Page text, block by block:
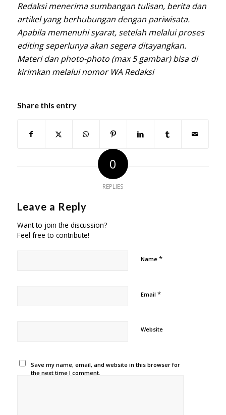
Redaksi menerima sumbangan tulisan, berita dan
artikel yang berhubungan dengan pariwisata.
Apabila memenuhi syarat, setelah melalui proses
editing seperlunya akan segera ditayangkan.
Materi dan photo-photo (max 5 gambar) bisa di
kirimkan melalui nomor WA Redaksi
Share this entry
0
REPLIES
Leave a Reply
Want to join the discussion?
Feel free to contribute!
Name *
Email *
Website
Save my name, email, and website in this browser for
the next time I comment.